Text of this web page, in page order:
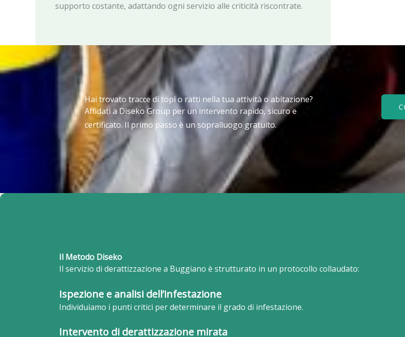
supporto costante, adattando ogni servizio alle criticità riscontrate.
Hai trovato tracce di topi o ratti nella tua attività o abitazione?
Affidati a Diseko Group per un intervento rapido, sicuro e
certificato. Il primo passo è un sopralluogo gratuito.
Il Metodo Diseko
Il servizio di derattizzazione a Buggiano è strutturato in un protocollo collaudato:
Ispezione e analisi dell’infestazione
Individuiamo i punti critici per determinare il grado di infestazione.
Intervento di derattizzazione mirata